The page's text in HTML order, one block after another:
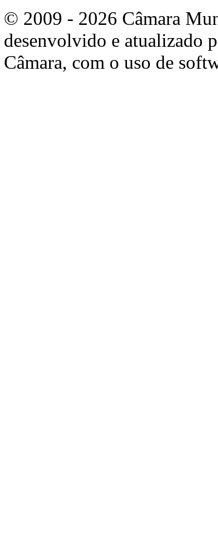
© 2009 - 2026 Câmara
desenvolvido e atualizado
Câmara, com o uso de